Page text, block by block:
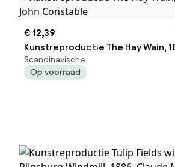
€ 12,39
Kunstreproductie The Hay Wain,
John Constable
Scandinavische
Op voorraad